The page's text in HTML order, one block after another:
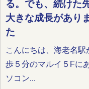
る。でも、続けた
大きな成長があり
た
こんにちは、海老名駅
歩５分のマルイ５Fに
ソコン...